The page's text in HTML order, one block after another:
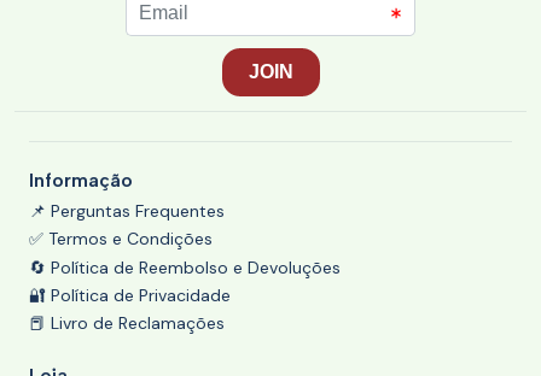
Informação
📌 Perguntas Frequentes
✅ Termos e Condições
🔄 Política de Reembolso e Devoluções
🔐 Política de Privacidade
📕 Livro de Reclamações